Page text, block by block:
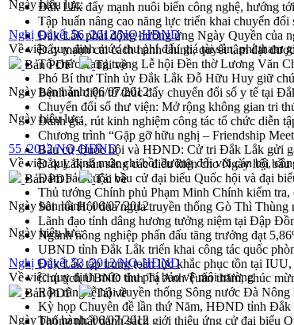
Đắk Lắk đẩy mạnh nuôi biển công nghệ, hướng
Tập huấn nâng cao năng lực triển khai chuyển đổi
Đắk Lắk phát động hưởng ứng Ngày Quyền của
Đẩy mạnh cải cách hành chính, quyết tâm đạt
Tổ chức trang trọng Lễ hội Đền thờ Lương Văn
Phó Bí thư Tỉnh ủy Đắk Lắk Đỗ Hữu Huy giữ
Bệnh án điện tử thúc đẩy chuyển đổi số y tế tại
Chuyển đổi số thư viện: Mở rộng không gian tri
Đánh giá, rút kinh nghiệm công tác tổ chức diễn
Chương trình “Gặp gỡ hữu nghị – Friendship
Bầu cử Quốc hội và HĐND: Cử tri Đắk Lắk gửi
Đắk Lắk sẵn sàng các điều kiện cho Ngày hội
Đảm bảo cuộc bầu cử đại biểu Quốc hội và đại
Thủ tướng Chính phủ Phạm Minh Chính kiểm
Sôi nổi Hội đua ngựa truyền thống Gò Thì
Lãnh đạo tỉnh dâng hương tưởng niệm tại Đập
Ngành nông nghiệp phấn đấu tăng trưởng đạt
UBND tỉnh Đắk Lắk triển khai công tác quốc
Đắk Lắk tập trung toàn lực khắc phục tồn tại
Chủ tịch UBND tỉnh Tạ Anh Tuấn thăm, chúc
Rộn ràng lễ hội truyền thống Sông nước Đà Nông
Kỳ họp Chuyên đề lần thứ Năm, HĐND tỉnh Đắk
Thống nhất danh sách giới thiệu ứng cử đại
Ngày hiệu lực:
Nghị Quyết 56 /2012/NQ-HĐND
Về việc quy định mức thu phí đấu giá tài sản, phí tham
Bản PDF
Tải về
Ngày ban hành:06/07/2012
Ngày hiệu lực:
55 /2012/NQ-HĐND
Về việc quy định mức chi bồi dưỡng đối với cán bộ,
Bản PDF
Tải về
Ngày ban hành:06/07/2012
Ngày hiệu lực:
Nghị Quyết 53 /2012/NQ-HĐND
Về việc quy định mức thu phí bảo vệ môi trường
Bản PDF
Tải về
Ngày ban hành:06/07/2012